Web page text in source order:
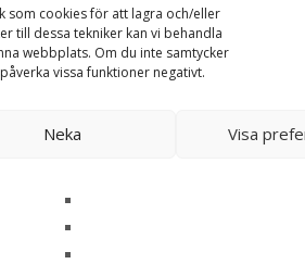
som cookies för att lagra och/eller
till dessa tekniker kan vi behandla
webbplats. Om du inte samtycker
vissa funktioner negativt.
Neka Visa